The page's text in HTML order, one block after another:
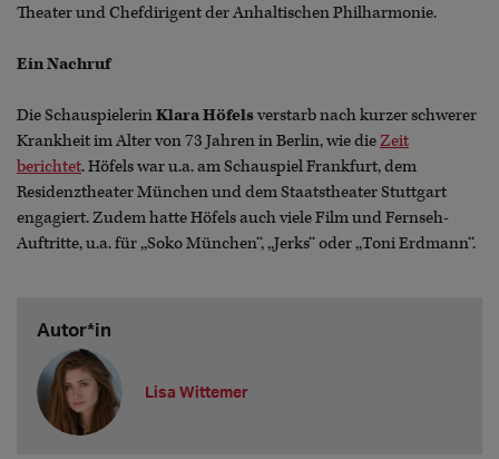
Theater und Chefdirigent der Anhaltischen Philharmonie.
Ein Nachruf
Die SchauspielerinKlara Höfelsverstarb nach kurzer schwerer
Krankheit im Alter von 73 Jahren in Berlin, wie dieZeit
berichtet. Höfels war u.a. am Schauspiel Frankfurt, dem
Residenztheater München und dem Staatstheater Stuttgart
engagiert. Zudem hatte Höfels auch viele Film und Fernseh-
Auftritte, u.a. für ,,Soko München‘‘, ,,Jerks‘‘ oder ,,Toni Erdmann‘‘.
Autor*in
Lisa Wittemer